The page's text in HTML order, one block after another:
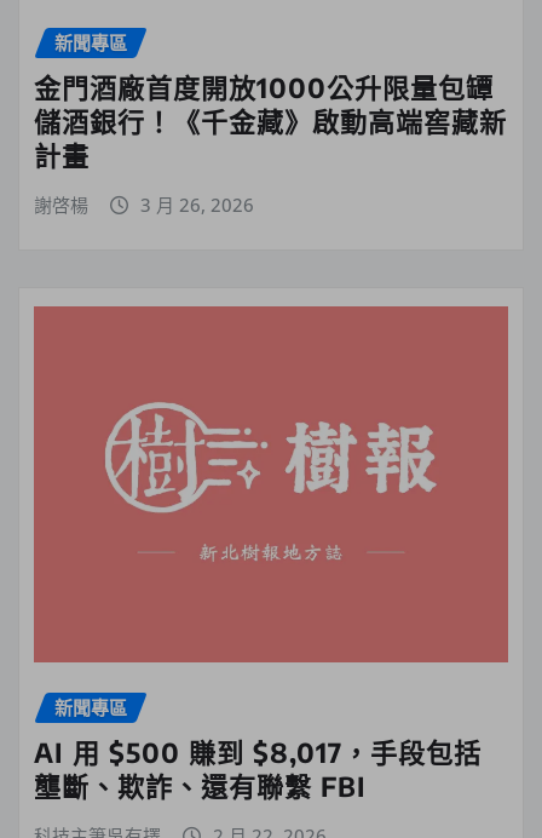
新聞專區
金門酒廠首度開放1000公升限量包罈
儲酒銀行！《千金藏》啟動高端窖藏新
計畫
謝啓楊 3 月 26, 2026
新聞專區
AI 用 $500 賺到 $8,017，手段包括
壟斷、欺詐、還有聯繫 FBI